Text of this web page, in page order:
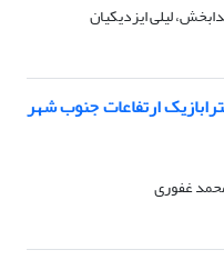
لیلی ایزدی­کیان
ارتفاعات جنوب شهر
غفوری